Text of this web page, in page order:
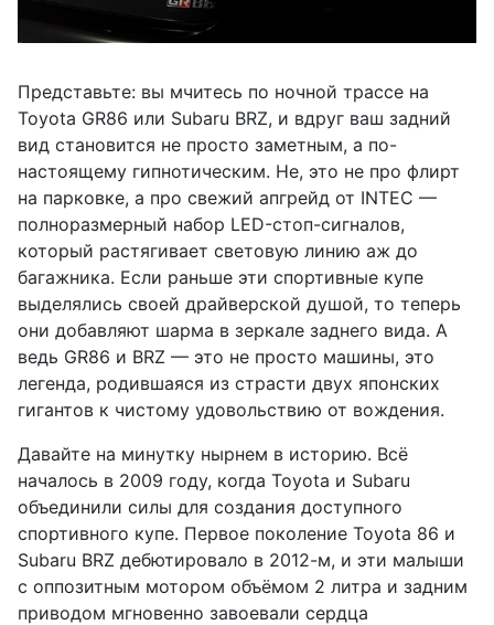
Представьте: вы мчитесь по ночной трассе на
Toyota GR86 или Subaru BRZ, и вдруг ваш задний
вид становится не просто заметным, а по-
настоящему гипнотическим. Не, это не про флирт
на парковке, а про свежий апгрейд от INTEC —
полноразмерный набор LED-стоп-сигналов,
который растягивает световую линию аж до
багажника. Если раньше эти спортивные купе
выделялись своей драйверской душой, то теперь
они добавляют шарма в зеркале заднего вида. А
ведь GR86 и BRZ — это не просто машины, это
легенда, родившаяся из страсти двух японских
гигантов к чистому удовольствию от вождения.
Давайте на минутку нырнем в историю. Всё
началось в 2009 году, когда Toyota и Subaru
объединили силы для создания доступного
спортивного купе. Первое поколение Toyota 86 и
Subaru BRZ дебютировало в 2012-м, и эти малыши
с оппозитным мотором объёмом 2 литра и задним
приводом мгновенно завоевали сердца